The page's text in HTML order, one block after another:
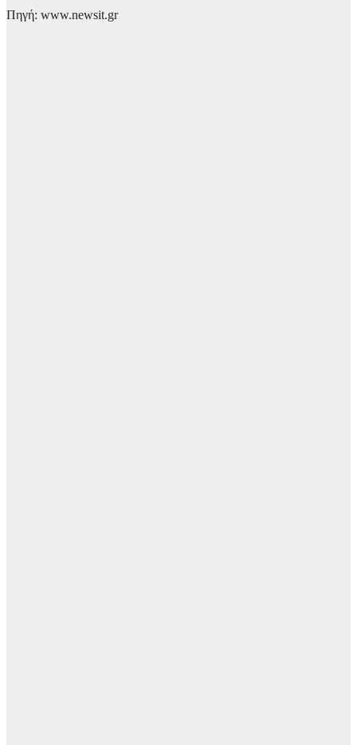
Πηγή: www.newsit.gr